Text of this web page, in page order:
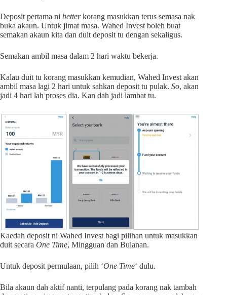
Deposit pertama ni betterkorang masukkan terus semasa nak
buka akaun. Untuk jimat masa. Wahed Invest boleh buat
semakan akaun kita dan duit deposit tu dengan sekaligus.
Semakan ambil masa dalam 2 hari waktu bekerja.
Kalau duit tu korang masukkan kemudian, Wahed Invest akan
ambil masa lagi 2 hari untuk sahkan deposit tu pulak. So, akan
jadi 4 hari lah proses dia. Kan dah jadi lambat tu.
Kaedah deposit ni Wahed Invest bagi pilihan untuk masukkan
duit secara One Time, Mingguan dan Bulanan.
Untuk deposit permulaan, pilih ‘One Time‘ dulu.
Bila akaun dah aktif nanti, terpulang pada korang nak tambah